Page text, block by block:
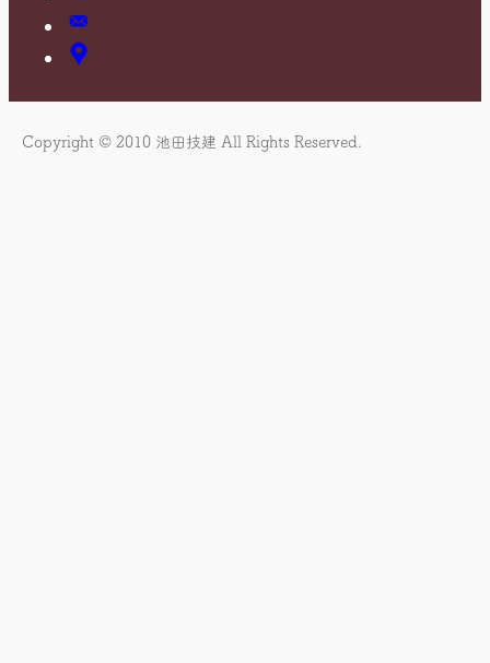
合
せ
セ
ス
Copyright © 2010 池田技建 All Rights Reserved.